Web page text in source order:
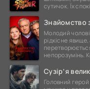
сутичок. Їх
Знайомство
Молодий
рідкісне
непорозумінь.
Сузір’я
Головний герой